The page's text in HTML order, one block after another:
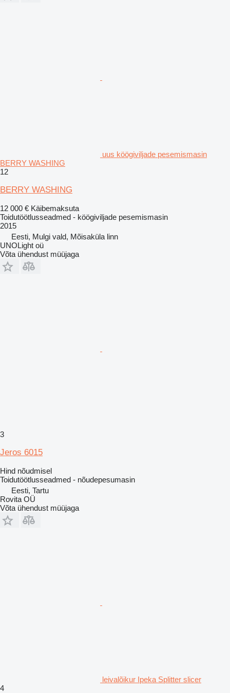
uus köögiviljade pesemismasin
BERRY WASHING
12
BERRY WASHING
12 000 € Käibemaksuta
Toidutöötlusseadmed - köögiviljade pesemismasin
2015
Eesti, Mulgi vald, Mõisaküla linn
UNOLight oü
Võta ühendust müüjaga
3
Jeros 6015
Hind nõudmisel
Toidutöötlusseadmed - nõudepesumasin
Eesti, Tartu
Rovita OÜ
Võta ühendust müüjaga
leivalõikur Ipeka Splitter slicer
4